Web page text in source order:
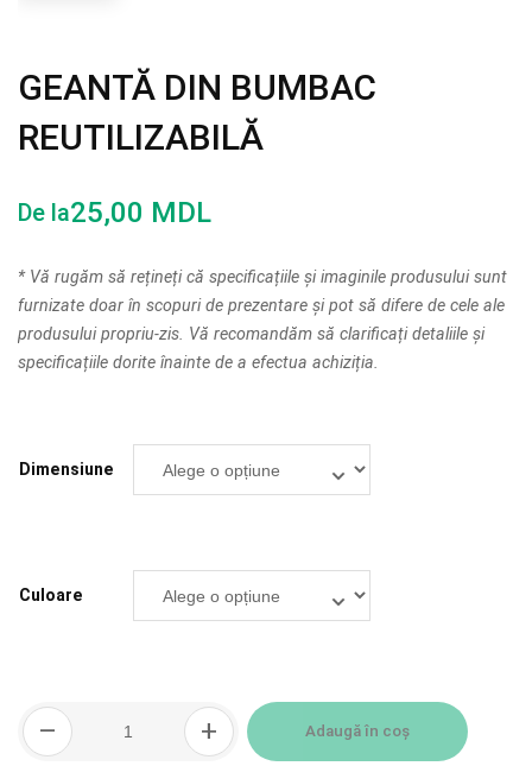
GEANTĂ DIN BUMBAC
REUTILIZABILĂ
De la25,00 MDL
* Vă rugăm să rețineți că specificațiile și imaginile produsului sunt
furnizate doar în scopuri de prezentare și pot să difere de cele ale
produsului propriu-zis. Vă recomandăm să clarificați detaliile și
specificațiile dorite înainte de a efectua achiziția.
Dimensiune
Culoare
–
Cantitate
Geantă
din
+ Adaugă în coș